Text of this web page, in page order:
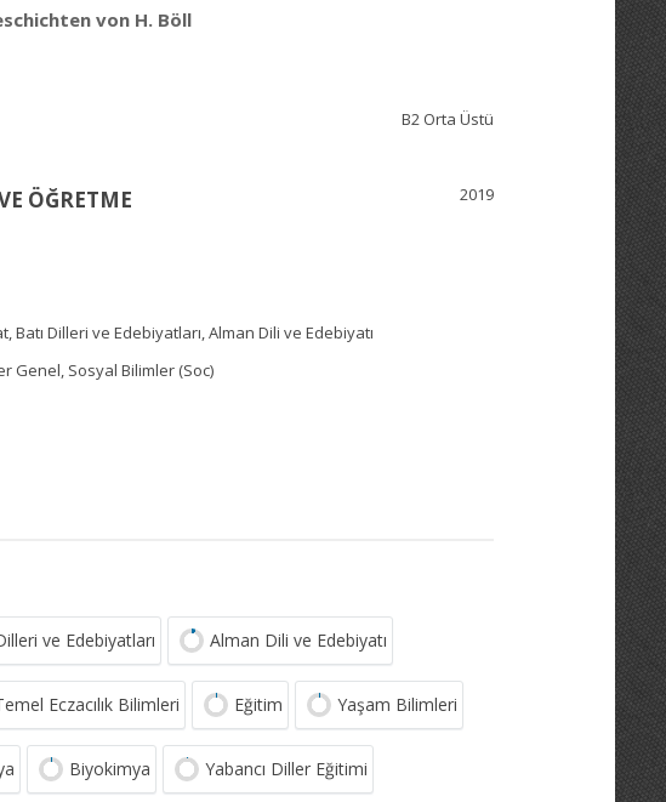
von H. Böll
B2 Orta Üstü
2019
ÖĞRETME
Dilleri ve Edebiyatları, Alman Dili ve Edebiyatı
Genel, Sosyal Bilimler (Soc)
ve Edebiyatları Alman Dili ve Edebiyatı
Eczacılık Bilimleri Eğitim Yaşam Bilimleri
Biyokimya Yabancı Diller Eğitimi